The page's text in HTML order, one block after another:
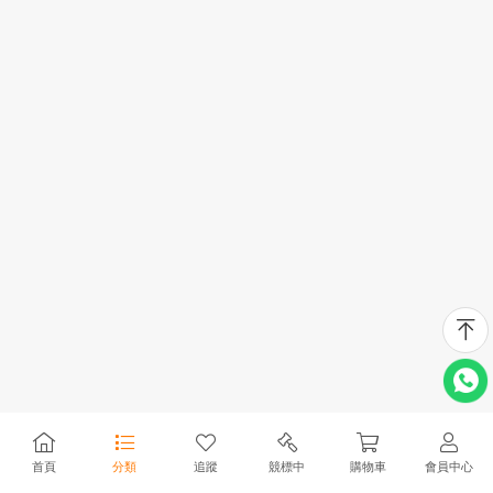
首頁 分類 追蹤 競標中 購物車 會員中心